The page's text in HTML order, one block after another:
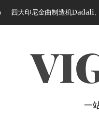
四大印尼金曲制造机Dadali、
一